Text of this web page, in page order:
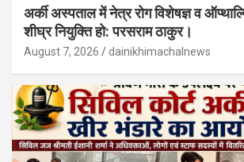
अर्की अस्पताल में नेत्र रोग विशेषज्ञ व
शीघ्र नियुक्ति हो: परसराम ठाकुर।
August 7, 2026 dainikhimachalnews